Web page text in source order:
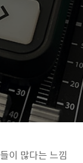
이 많다는 느낌